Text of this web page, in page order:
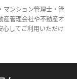
マンション管理士・管
産管理会社や不動産オ
心してご利用いただけ